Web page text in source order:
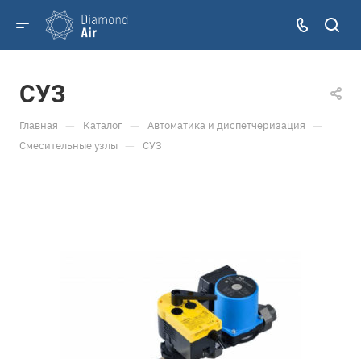
СУЗ
Главная — Каталог — Автоматика и диспетчеризация —
Смесительные узлы — СУЗ